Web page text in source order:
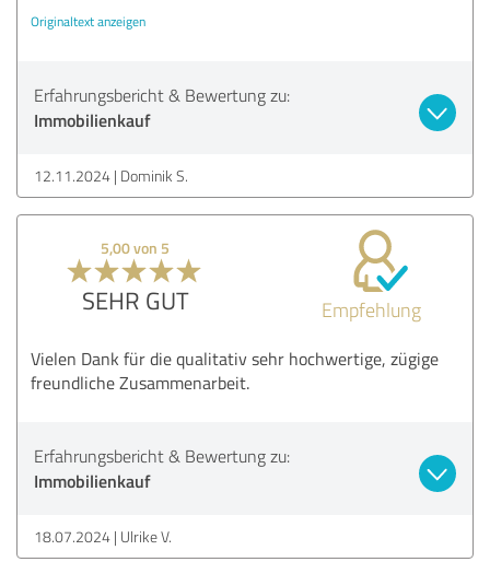
Originaltext anzeigen
Erfahrungsbericht & Bewertung zu:
Immobilienkauf
12.11.2024 Dominik S.
5,00 von 5
SEHR GUT Empfehlung
Vielen Dank für die qualitativ sehr hochwertige, zügige
freundliche Zusammenarbeit.
Erfahrungsbericht & Bewertung zu:
Immobilienkauf
18.07.2024 Ulrike V.